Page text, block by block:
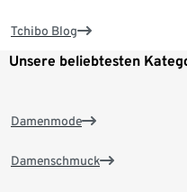
Tchibo Blog
Unsere beliebtesten
Damenmode
Damenschmuck